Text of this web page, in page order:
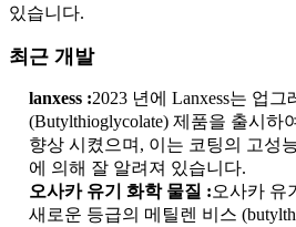
있습니다.
최근 개발
lanxess :2023 년에 Lanxess는 업
(Butylthioglycolate) 제품을 출시하
향상 시켰으며, 이는 코팅의 고성
에 의해 잘 알려져 있습니다.
오사카 유기 화학 물질 :오사카 유
새로운 등급의 메틸렌 비스